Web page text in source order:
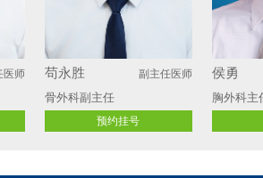
医师 黄红梅 副主任医师
内分泌科
预约挂号
王丹丹
内分泌科